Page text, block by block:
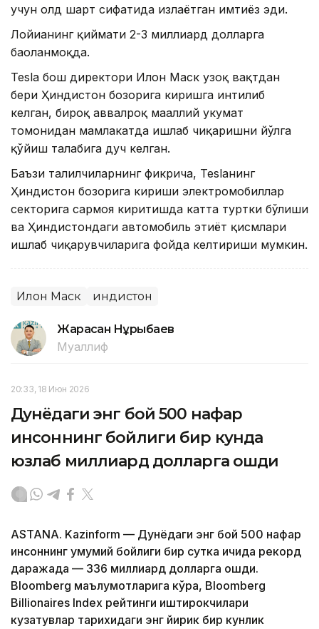
учун олд шарт сифатида излаётган имтиёз эди.
Лойиҳанинг қиймати 2-3 миллиард долларга
баҳоланмоқда.
Tesla бош директори Илон Маск узоқ вақтдан
бери Ҳиндистон бозорига киришга интилиб
келган, бироқ аввалроқ маҳаллий ҳукумат
томонидан мамлакатда ишлаб чиқаришни йўлга
қўйиш талабига дуч келган.
Баъзи таҳлилчиларнинг фикрича, Teslaнинг
Ҳиндистон бозорига кириши электромобиллар
секторига сармоя киритишда катта туртки бўлиши
ва Ҳиндистондаги автомобиль эҳтиёт қисмлари
ишлаб чиқарувчиларига фойда келтириши мумкин.
Илон Маск Ҳиндистон
Жарасқан Нұрыбаев
Муаллиф
20:33, 18 Июн 2026
Дунёдаги энг бой 500 нафар
инсоннинг бойлиги бир кунда
юзлаб миллиард долларга ошди
ASTANA. Kazinform — Дунёдаги энг бой 500 нафар
инсоннинг умумий бойлиги бир сутка ичида рекорд
даражада — 336 миллиард долларга ошди.
Bloomberg маълумотларига кўра, Bloomberg
Billionaires Index рейтинги иштирокчилари
кузатувлар тарихидаги энг йирик бир кунлик